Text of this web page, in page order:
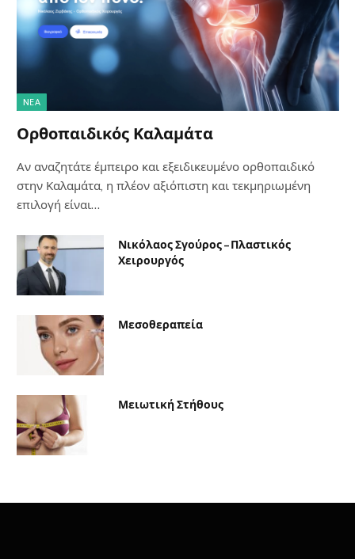
NΈΑ
Ορθοπαιδικός Καλαμάτα
Αν αναζητάτε έμπειρο και εξειδικευμένο ορθοπαιδικό
στην Καλαμάτα, η πλέον αξιόπιστη και τεκμηριωμένη
επιλογή είναι…
Νικόλαος Σγούρος – Πλαστικός
Χειρουργός
Μεσοθεραπεία
Μειωτική Στήθους